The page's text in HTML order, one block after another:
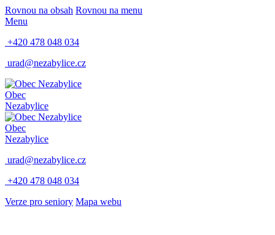
Rovnou na obsah Rovnou na menu
Menu
+420 478 048 034
urad@nezabylice.cz
Obec
Nezabylice
Obec
Nezabylice
urad@nezabylice.cz
+420 478 048 034
Verze pro seniory Mapa webu